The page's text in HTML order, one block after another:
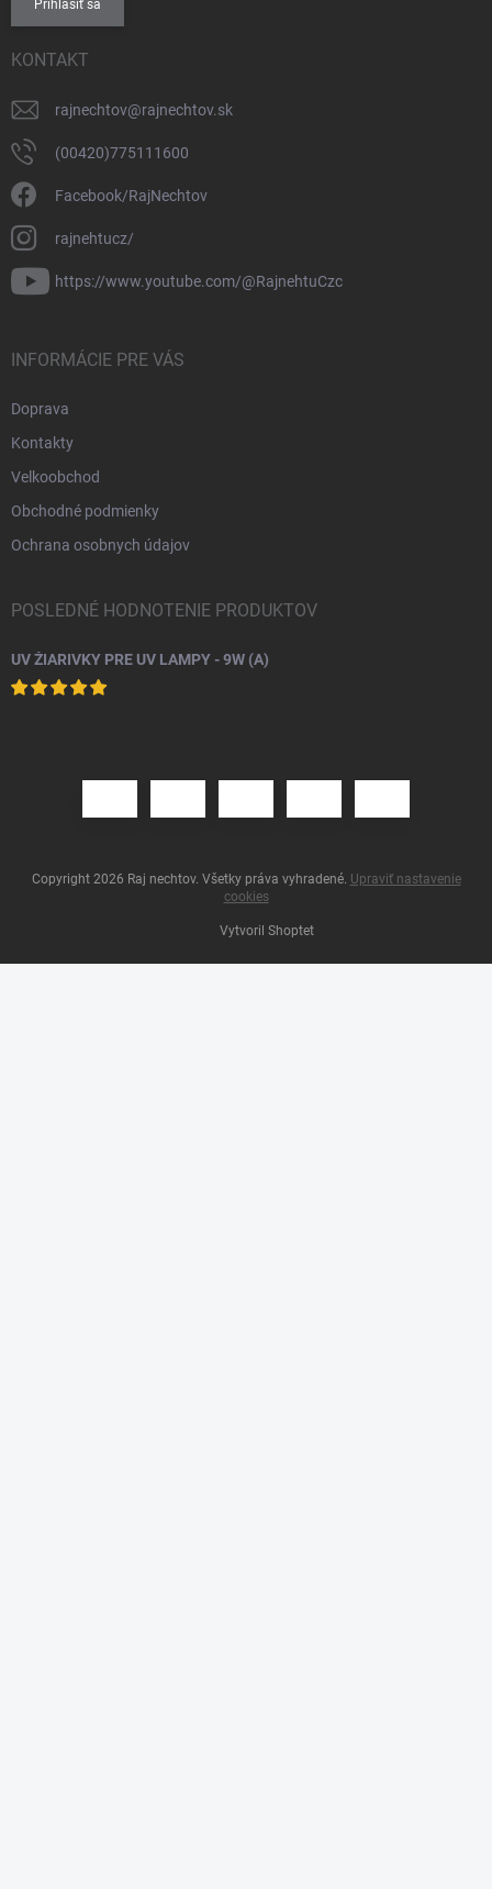
Prihlásiť sa
KONTAKT
rajnechtov@rajnechtov.sk
(00420)775111600
Facebook/RajNechtov
rajnehtucz/
https://www.youtube.com/@RajnehtuCzc
INFORMÁCIE PRE VÁS
Doprava
Kontakty
Velkoobchod
Obchodné podmienky
Ochrana osobnych údajov
POSLEDNÉ HODNOTENIE PRODUKTOV
UV ŽIARIVKY PRE UV LAMPY - 9W (A)
Vytvoril Shoptet
Copyright 2026 Raj nechtov. Všetky práva vyhradené. Upraviť nastavenie
cookies